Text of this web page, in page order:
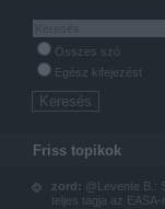
Összes szó
Egész kifejezést
Friss topikok
zord: @Levente B.:
teljes tagja az